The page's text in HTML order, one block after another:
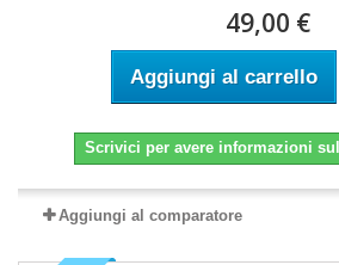
49,00 €
Aggiungi al carrello
Scrivici per avere informazioni
Aggiungi al comparatore